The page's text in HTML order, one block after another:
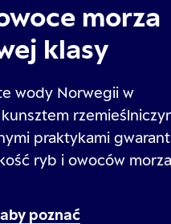
morza
klasy
wody Norwegii w
kunsztem
praktykami
ryb i owoców
poznać